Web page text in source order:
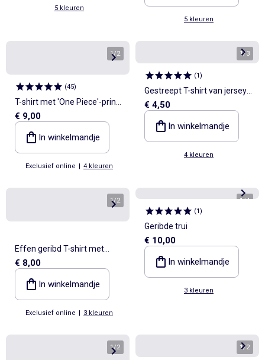
5 kleuren
5 kleuren
1/2
(45)
T-shirt met 'One Piece'-print,
korte mouwen van katoen
€ 9,00
In winkelmandje
Exclusief online | 4 kleuren
1/3
(1)
Gestreept T-shirt van jersey
met lange mouwen
€ 4,50
In winkelmandje
4 kleuren
1/2
Effen geribd T-shirt met
knoopdetail op de schouder
€ 8,00
In winkelmandje
Exclusief online | 3 kleuren
1/4
(1)
Geribde trui
€ 10,00
In winkelmandje
3 kleuren
1/2 1/2